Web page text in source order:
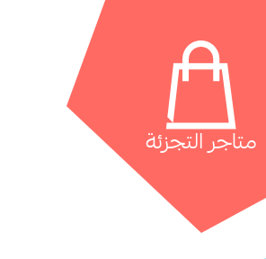
متاجر التجزئة